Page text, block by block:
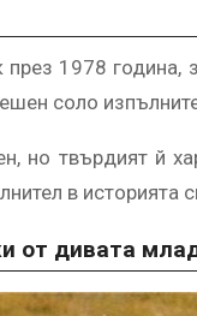
1978 година,
соло
но твърдият й
в историята
от дивата